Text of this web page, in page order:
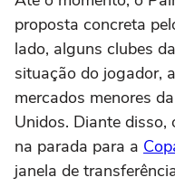
proposta concreta
lado, alguns clubes
situação do jogador,
mercados menores
Unidos. Diante
na parada para a
janela de